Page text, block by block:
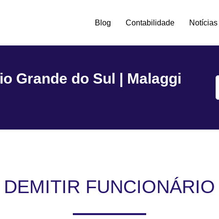
Blog Contabilidade Notícias
Grande do Sul | Malaggi
DEMITIR FUNCIONÁRIO